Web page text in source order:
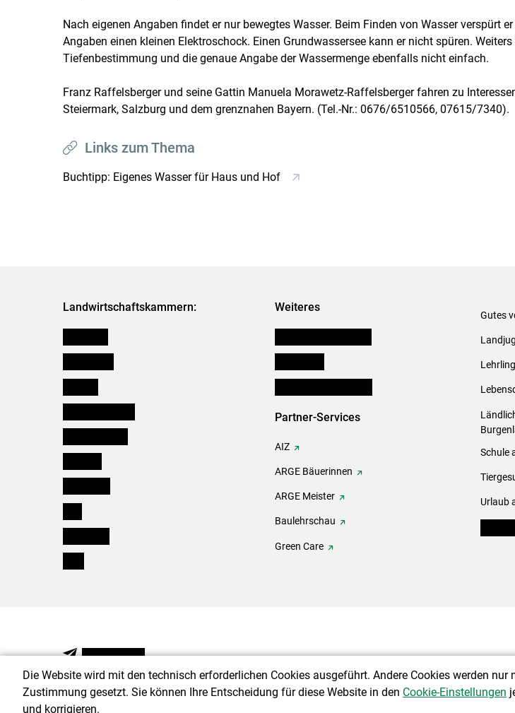
Nach eigenen Angaben findet er nur bewegtes Wasser. Beim Finden von Wasser verspürt
Angaben einen kleinen Elektroschock. Einen Grundwassersee kann er nicht spüren.
Tiefenbestimmung und die genaue Angabe der Wassermenge ebenfalls nicht einfach.
Franz Raffelsberger und seine Gattin Manuela Morawetz-Raffelsberger fahren zu
Steiermark, Salzburg und dem grenznahen Bayern. (Tel.-Nr.: 0676/6510566, 07615/7340).
Links zum Thema
Buchtipp: Eigenes Wasser für Haus und Hof
Landwirtschaftskammern: Weiteres
Partner-Services
AIZ
ARGE Bäuerinnen
ARGE Meister
Baulehrschau
Green Care
Gutes
Schule
Urlaub
NEWSLETTER
Die Website wird mit den technisch erforderlichen Cookies ausgeführt. Andere Cookies werden nur
Zustimmung gesetzt. Sie können Ihre Entscheidung für diese Website in den Cookie-Einstellungen
und korrigieren.